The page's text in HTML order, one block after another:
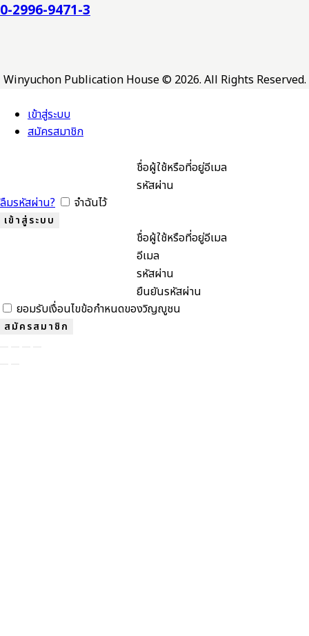
0-2996-9471-3
Winyuchon Publication House © 2026. All Rights Reserved.
เข้าสู่ระบบ
สมัครสมาชิก
ชื่อผู้ใช้หรือที่อยู่อีเมล
รหัสผ่าน
ลืมรหัสผ่าน?
จำฉันไว้
ชื่อผู้ใช้หรือที่อยู่อีเมล
อีเมล
รหัสผ่าน
ยืนยันรหัสผ่าน
ยอมรับเงื่อนไขข้อกำหนดของวิญญูชน